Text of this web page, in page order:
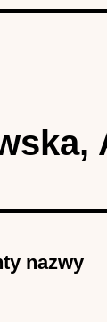
nazwy